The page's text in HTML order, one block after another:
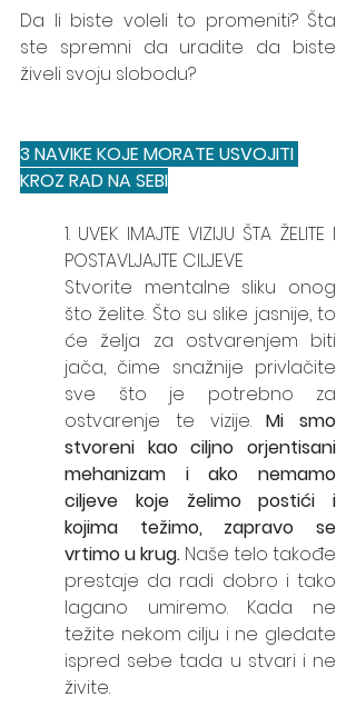
Da li biste voleli to promeniti? Šta
ste spremni da uradite da biste
živeli svoju slobodu?
3 NAVIKE KOJE MORATE USVOJITI
KROZ RAD NA SEBI
1. UVEK IMAJTE VIZIJU ŠTA ŽELITE I
POSTAVLJAJTE CILJEVE
Stvorite mentalne sliku onog
što želite. Što su slike jasnije, to
će želja za ostvarenjem biti
jača, čime snažnije privlačite
sve što je potrebno za
ostvarenje te vizije. Mi smo
stvoreni kao ciljno orjentisani
mehanizam i ako nemamo
ciljeve koje želimo postići i
kojima težimo, zapravo se
vrtimo u krug. Naše telo takođe
prestaje da radi dobro i tako
lagano umiremo. Kada ne
težite nekom cilju i ne gledate
ispred sebe tada u stvari i ne
živite.